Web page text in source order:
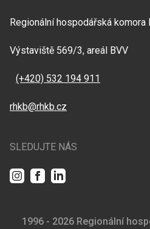
Regionální hospodářská komora
Výstaviště 569/3, areál BVV
(+420) 532 194 911
rhkb@rhkb.cz
SLEDUJTE NÁS
InstagramFacebookLinkedIn
1996 - 2026 Regionální